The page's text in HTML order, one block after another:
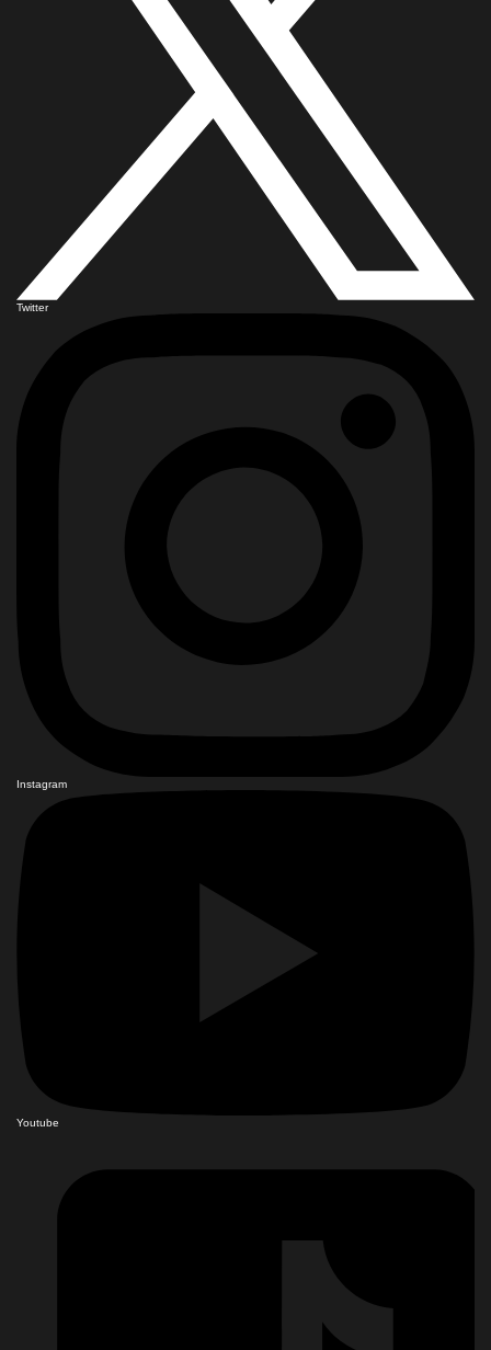
Twitter
Instagram
Youtube